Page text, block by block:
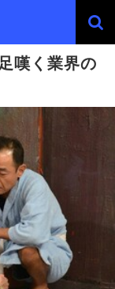
嘆く業界の